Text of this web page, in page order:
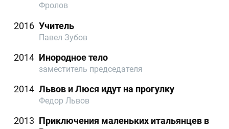
Фролов
2016 Учитель
Павел Зубов
2014 Инородное тело
заместитель председателя
2014 Львов и Люся идут на прогулку
Федор Львов
2013 Приключения маленьких итальянцев в